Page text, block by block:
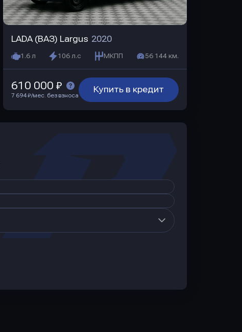
LADA (ВАЗ) Largus 2020
1.6 л 106 л.с МКПП 56 144 км.
Купить в кредит
610 000 ₽
7 694 ₽/мес. без взноса